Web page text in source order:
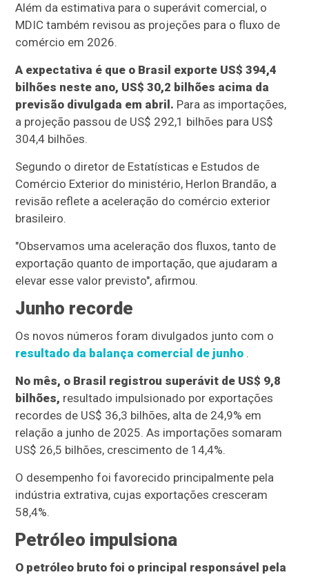
Além da estimativa para o superávit comercial, o
MDIC também revisou as projeções para o fluxo de
comércio em 2026.
A expectativa é que o Brasil exporte US$ 394,4
bilhões neste ano, US$ 30,2 bilhões acima da
previsão divulgada em abril. Para as importações,
a projeção passou de US$ 292,1 bilhões para US$
304,4 bilhões.
Segundo o diretor de Estatísticas e Estudos de
Comércio Exterior do ministério, Herlon Brandão, a
revisão reflete a aceleração do comércio exterior
brasileiro.
"Observamos uma aceleração dos fluxos, tanto de
exportação quanto de importação, que ajudaram a
elevar esse valor previsto", afirmou.
Junho recorde
Os novos números foram divulgados junto com o
resultado da balança comercial de junho .
No mês, o Brasil registrou superávit de US$ 9,8
bilhões, resultado impulsionado por exportações
recordes de US$ 36,3 bilhões, alta de 24,9% em
relação a junho de 2025. As importações somaram
US$ 26,5 bilhões, crescimento de 14,4%.
O desempenho foi favorecido principalmente pela
indústria extrativa, cujas exportações cresceram
58,4%.
Petróleo impulsiona
O petróleo bruto foi o principal responsável pela